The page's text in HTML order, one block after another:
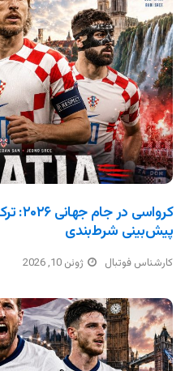
پیش‌بینی شرط‌بندی
کارشناس فوتبال ژوئن 10, 2026